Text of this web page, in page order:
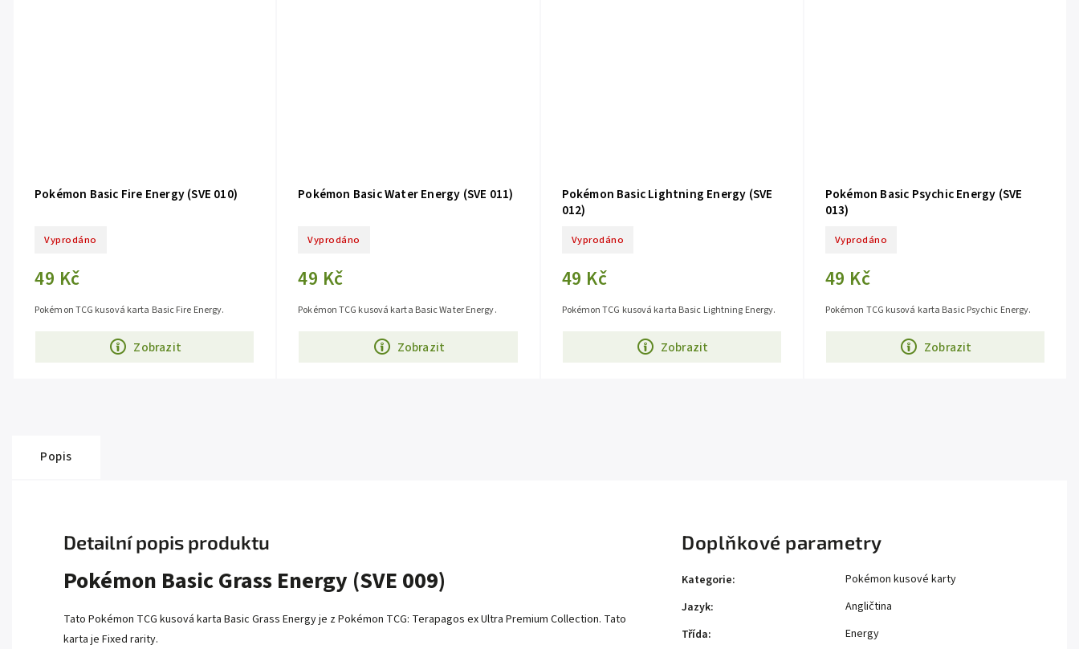
Pokémon Basic Fire Energy (SVE 010)
Vyprodáno
49 Kč
Zobrazit
Pokémon TCG kusová karta Basic Fire Energy.
Pokémon Basic Water Energy (SVE 011)
Vyprodáno
49 Kč
Zobrazit
Pokémon TCG kusová karta Basic Water Energy.
Pokémon Basic Lightning Energy (SVE
012)
Vyprodáno
49 Kč
Zobrazit
Pokémon TCG kusová karta Basic Lightning Energy.
Pokémon Basic Psychic Energy (SVE
013)
Vyprodáno
49 Kč
Zobrazit
Pokémon TCG kusová karta Basic Psychic Energy.
Popis
Detailní popis produktu
Pokémon Basic Grass Energy (SVE 009)
Tato Pokémon TCG kusová karta Basic Grass Energy je z Pokémon TCG: Terapagos ex Ultra Premium Collection. Tato
karta je Fixed rarity.
Doplňkové parametry
Kategorie:
Pokémon kusové karty
Jazyk:
Angličtina
Třída:
Energy